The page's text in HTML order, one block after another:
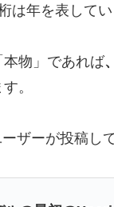
は年を表してい
物」であれば
。
ザーが投稿し